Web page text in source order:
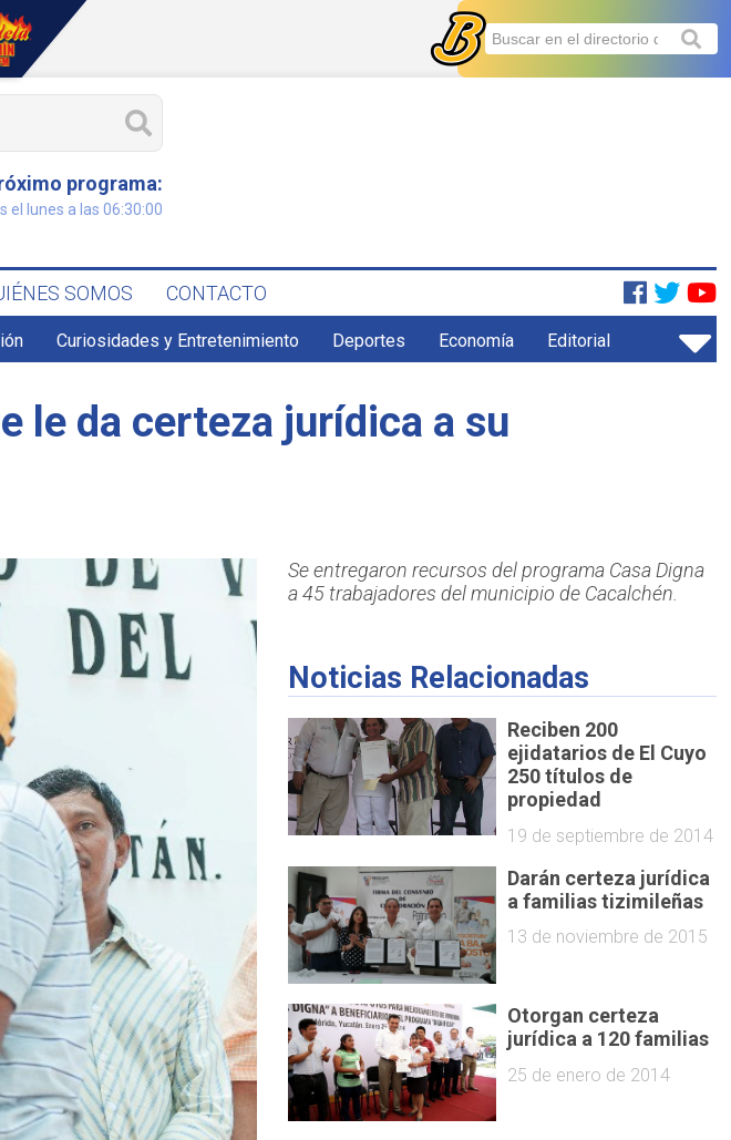
programa:
el lunes a las 06:30:00
SOMOS CONTACTO
Curiosidades y Entretenimiento Deportes Economía Editorial
le da certeza jurídica a su
Se entregaron recursos del programa Casa Digna
a 45 trabajadores del municipio de Cacalchén.
Noticias Relacionadas
Reciben 200
ejidatarios de El Cuyo
250 títulos de
propiedad
19 de septiembre de 2014
Darán certeza jurídica
a familias tizimileñas
13 de noviembre de 2015
Otorgan certeza
jurídica a 120 familias
25 de enero de 2014